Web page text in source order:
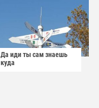
Да иди ты сам знаешь
куда